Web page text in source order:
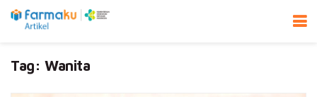
Tag: Wanita